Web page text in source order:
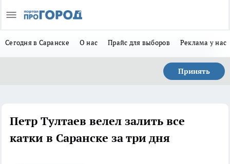
Сегодня в Саранске О нас Прайс для выборов Реклама у нас
Принять
Петр Тултаев велел залить все
катки в Саранске за три дня